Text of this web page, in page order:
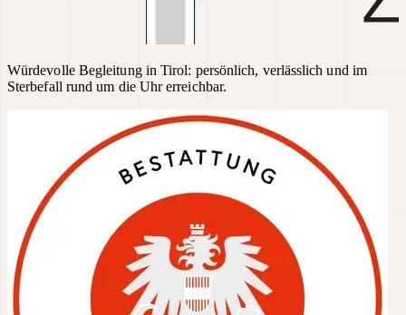
Würdevolle Begleitung in Tirol: persönlich, verlässlich und im
Sterbefall rund um die Uhr erreichbar.